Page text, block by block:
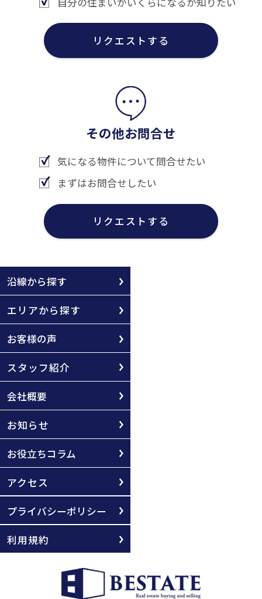
リクエストする
その他お問合せ
気になる物件について問合せたい
まずはお問合せしたい
リクエストする
沿線から探す
エリアから探す
お客様の声
スタッフ紹介
会社概要
お知らせ
お役立ちコラム
アクセス
プライバシーポリシー
利用規約